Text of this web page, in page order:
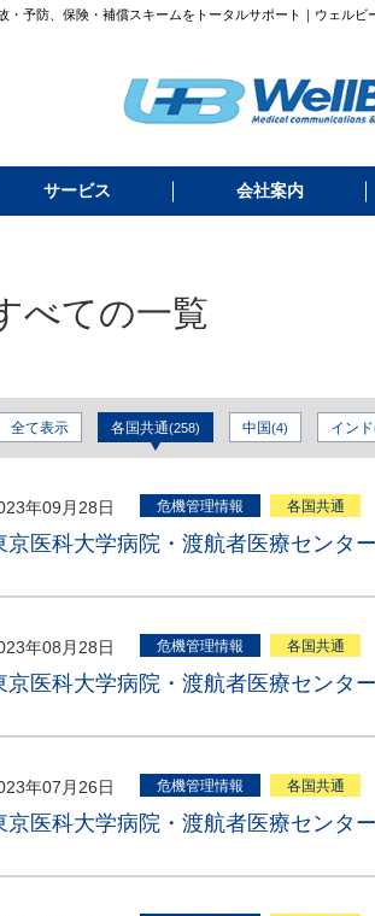
予防、保険・補償スキームをトータルサポート｜ウェルビ
サービス 会社案内
べての一覧
全て表示 各国共通(258) 中国(4) インド
年09月28日 危機管理情報 各国共通
京医科大学病院・渡航者医療センタ
年08月28日 危機管理情報 各国共通
京医科大学病院・渡航者医療センタ
年07月26日 危機管理情報 各国共通
京医科大学病院・渡航者医療センタ